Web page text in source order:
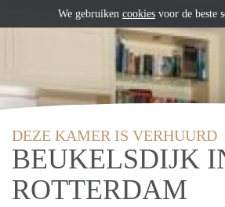
DEZE KAMER IS VERHUURD
BEUKELSDIJK
ROTTERDAM
We gebruiken cookies voor de beste